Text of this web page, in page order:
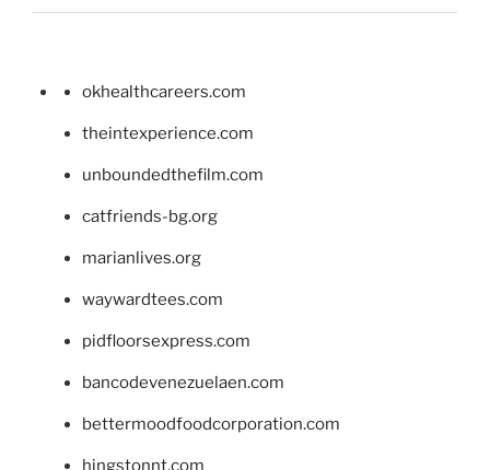
okhealthcareers.com
theintexperience.com
unboundedthefilm.com
catfriends-bg.org
marianlives.org
waywardtees.com
pidfloorsexpress.com
bancodevenezuelaen.com
bettermoodfoodcorporation.com
hingstonnt.com